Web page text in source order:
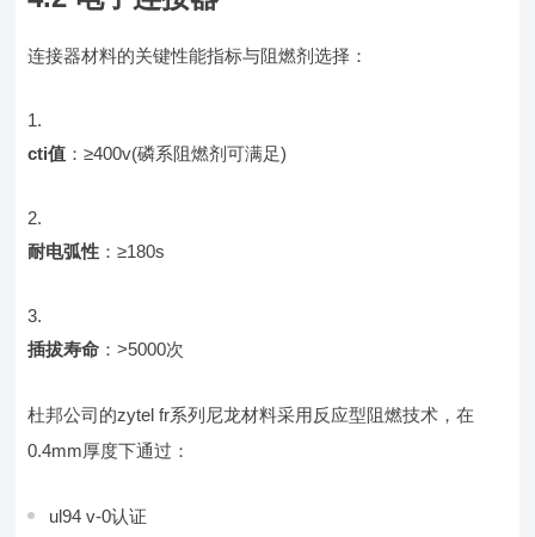
连接器材料的关键性能指标与阻燃剂选择：
cti值 ：≥400v(磷系阻燃剂可满足)
耐电弧性 ：≥180s
插拔寿命 ：>5000次
杜邦公司的zytel fr系列尼龙材料采用反应型阻燃技术，在
0.4mm厚度下通过：
ul94 v-0认证